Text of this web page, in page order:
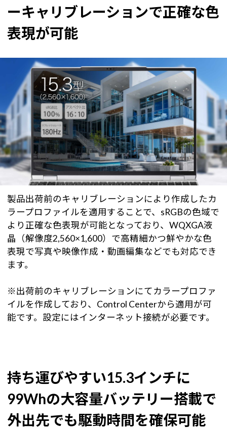
ーキャリブレーションで正確な色
表現が可能
製品出荷前のキャリブレーションにより作成したカ
ラープロファイルを適用することで、sRGBの色域で
より正確な色表現が可能となっており、WQXGA液
晶（解像度2,560×1,600）で高精細かつ鮮やかな色
表現で写真や映像作成・動画編集などでも対応でき
ます。
※出荷前のキャリブレーションにてカラープロファ
イルを作成しており、Control Centerから適用が可
能です。設定にはインターネット接続が必要です。
持ち運びやすい15.3インチに
99Whの大容量バッテリー搭載で
外出先でも駆動時間を確保可能